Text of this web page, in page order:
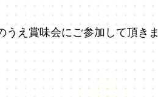
え賞味会にご参加して頂き